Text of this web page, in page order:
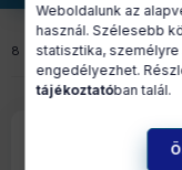
8 termék 1 8
Weboldalunk az
használ. Szélesebb
statisztika,
engedélyezhet.
tájékoztatóban talál.